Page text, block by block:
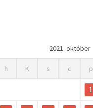
2021. október
h K s c p
1